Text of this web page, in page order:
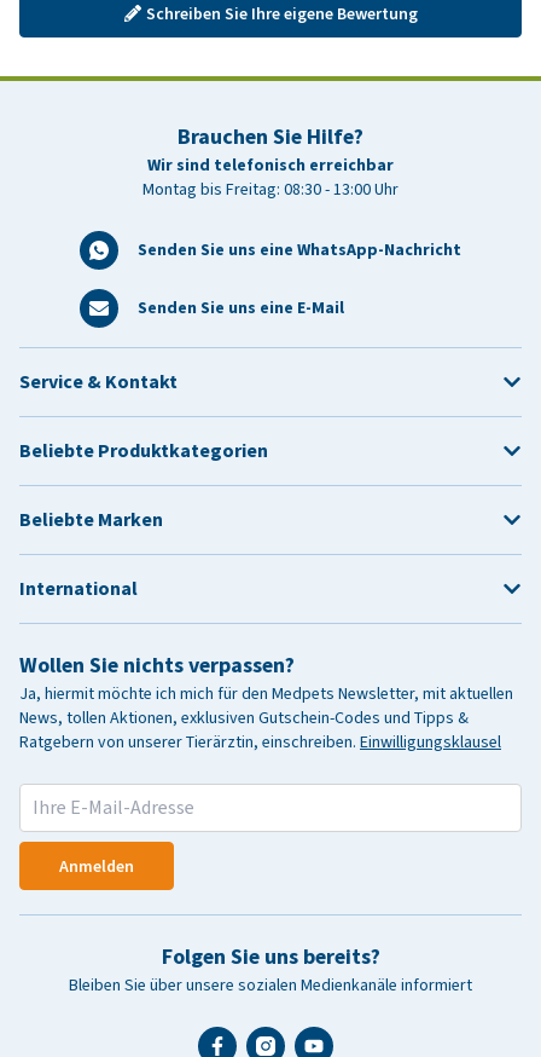
Schreiben Sie Ihre eigene Bewertung
Brauchen Sie Hilfe?
Wir sind telefonisch erreichbar
Montag bis Freitag: 08:30 - 13:00 Uhr
Senden Sie uns eine WhatsApp-Nachricht
Senden Sie uns eine E-Mail
Wollen Sie nichts verpassen?
Ja, hiermit möchte ich mich für den Medpets Newsletter, mit aktuellen
News, tollen Aktionen, exklusiven Gutschein-Codes und Tipps &
Ratgebern von unserer Tierärztin, einschreiben. Einwilligungsklausel
Anmelden
Folgen Sie uns bereits?
Bleiben Sie über unsere sozialen Medienkanäle informiert
Service & Kontakt
Beliebte Produktkategorien
Beliebte Marken
International